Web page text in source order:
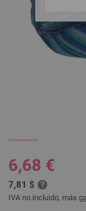
6,68 €
7,81 $
IVA no incluido, más